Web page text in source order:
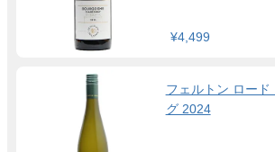
¥4,499
フェルトン ロー
グ 2024